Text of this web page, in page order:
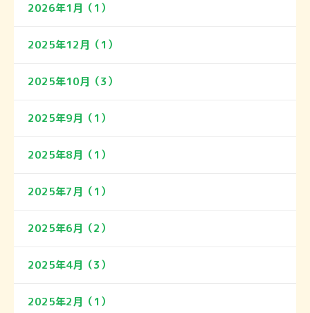
2026年1月（1）
2025年12月（1）
2025年10月（3）
2025年9月（1）
2025年8月（1）
2025年7月（1）
2025年6月（2）
2025年4月（3）
2025年2月（1）